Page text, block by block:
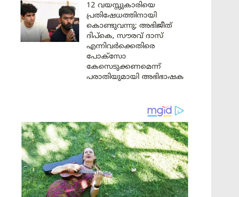
12 വയസ്സുകാരിയെ
പ്രതിഷേധത്തിനായി
കൊണ്ടുവന്നു; അഭിജീത്
ദിപ്കെ, സൗരവ് ദാസ്
എന്നിവർക്കെതിരെ
പോക്സോ
കേസെടുക്കണമെന്ന്
പരാതിയുമായി അഭിഭാഷക